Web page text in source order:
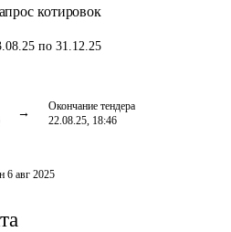
котировок
по 31.12.25
Окончание тендера
22.08.25, 18:46
6 авг 2025